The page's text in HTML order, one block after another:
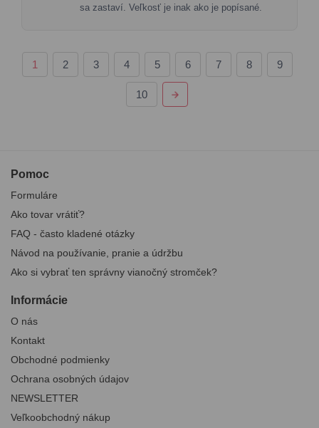
sa zastaví. Veľkosť je inak ako je popísané.
1 2 3 4 5 6 7 8 9
10
Pomoc
Formuláre
Ako tovar vrátiť?
FAQ - často kladené otázky
Návod na používanie, pranie a údržbu
Ako si vybrať ten správny vianočný stromček?
Informácie
O nás
Kontakt
Obchodné podmienky
Ochrana osobných údajov
NEWSLETTER
Veľkoobchodný nákup